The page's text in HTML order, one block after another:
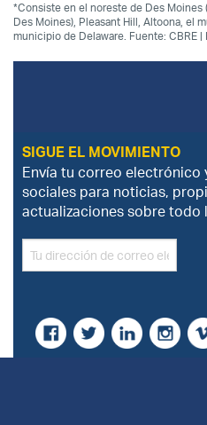
*Consiste en el noreste de Des Moines
Des Moines), Pleasant Hill, Altoona, el
municipio de Delaware. Fuente: CBRE
SIGUE EL MOVIMIENTO
Envía tu correo electrónico
sociales para noticias,
actualizaciones sobre todo